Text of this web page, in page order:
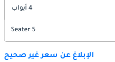
4 أبواب
5 Seater
الإبلاغ عن سعر غير صحيح